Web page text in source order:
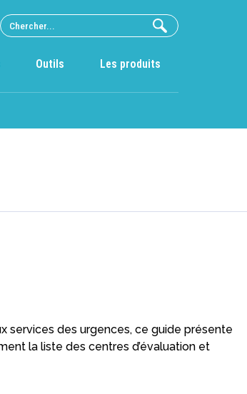
Outils Les produits
services des urgences, ce guide présente
la liste des centres d’évaluation et